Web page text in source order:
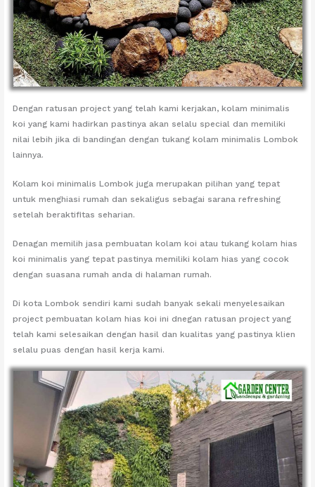
Dengan ratusan project yang telah kami kerjakan, kolam minimalis
koi yang kami hadirkan pastinya akan selalu special dan memiliki
nilai lebih jika di bandingan dengan tukang kolam minimalis Lombok
lainnya.
Kolam koi minimalis Lombok juga merupakan pilihan yang tepat
untuk menghiasi rumah dan sekaligus sebagai sarana refreshing
setelah beraktifitas seharian.
Denagan memilih jasa pembuatan kolam koi atau tukang kolam hias
koi minimalis yang tepat pastinya memiliki kolam hias yang cocok
dengan suasana rumah anda di halaman rumah.
Di kota Lombok sendiri kami sudah banyak sekali menyelesaikan
project pembuatan kolam hias koi ini dnegan ratusan project yang
telah kami selesaikan dengan hasil dan kualitas yang pastinya klien
selalu puas dengan hasil kerja kami.